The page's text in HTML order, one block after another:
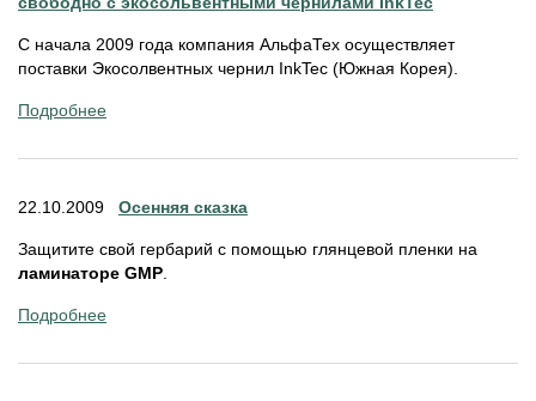
С начала 2009 года компания АльфаТех осуществляет
поставки Экосолвентных чернил InkTec (Южная Корея).
Подробнее
22.10.2009 Осенняя сказка
Защитите свой гербарий с помощью глянцевой пленки на
ламинаторе GMP
Подробнее